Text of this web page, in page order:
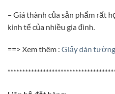
– Giá thành của sản phẩm rất
kinh tế của nhiều gia đình.
==> Xem thêm : Giấy dán